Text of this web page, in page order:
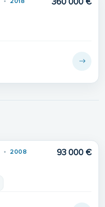
2008 93 000 €